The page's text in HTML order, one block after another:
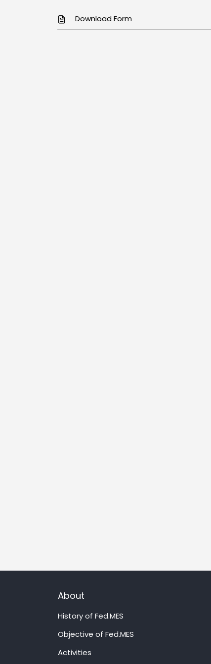
Download Form
About
History of Fed.MES
Objective of Fed.MES
Activities